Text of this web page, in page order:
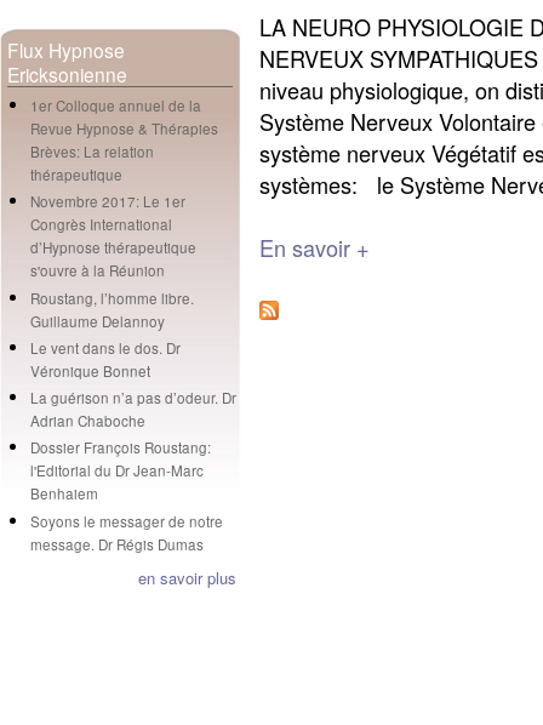
Flux Hypnose
Ericksonienne
1er Colloque annuel de la
Revue Hypnose & Thérapies
Brèves: La relation
thérapeutique
Novembre 2017: Le 1er
Congrès International
d’Hypnose thérapeutique
s'ouvre à la Réunion
Roustang, l’homme libre.
Guillaume Delannoy
Le vent dans le dos. Dr
Véronique Bonnet
La guérison n’a pas d’odeur. Dr
Adrian Chaboche
Dossier François Roustang:
l'Editorial du Dr Jean-Marc
Benhaiem
Soyons le messager de notre
message. Dr Régis Dumas
en savoir plus
LA NEURO PHYSIOLOGIE
NERVEUX
niveau physiologique, on
Système Nerveux
système nerveux Végétatif
systèmes: le Système
En savoir +